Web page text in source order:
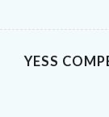
YESS